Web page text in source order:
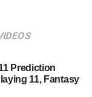
Prediction
11, Fantasy